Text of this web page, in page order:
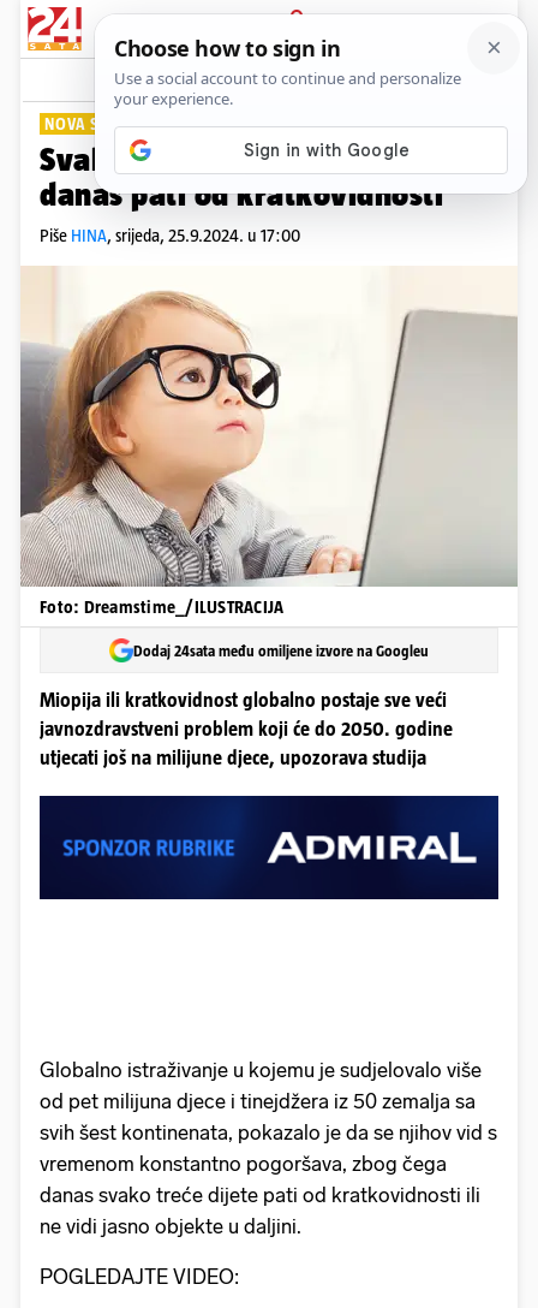
PRIJAVA
Lifestyle Komentari
NOVA STUDIJA
Svako treće dijete u svijetu
danas pati od kratkovidnosti
Piše HINA, srijeda, 25.9.2024. u 17:00
Foto: Dreamstime_/ILUSTRACIJA
Dodaj 24sata među omiljene izvore na Googleu
Miopija ili kratkovidnost globalno postaje sve veći
javnozdravstveni problem koji će do 2050. godine
utjecati još na milijune djece, upozorava studija
Globalno istraživanje u kojemu je sudjelovalo više
od pet milijuna djece i tinejdžera iz 50 zemalja sa
svih šest kontinenata, pokazalo je da se njihov vid s
vremenom konstantno pogoršava, zbog čega
danas svako treće dijete pati od kratkovidnosti ili
ne vidi jasno objekte u daljini.
POGLEDAJTE VIDEO: